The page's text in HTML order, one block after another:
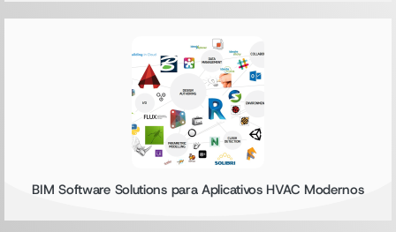
BIM Software Solutions para Aplicativos HVAC Modernos